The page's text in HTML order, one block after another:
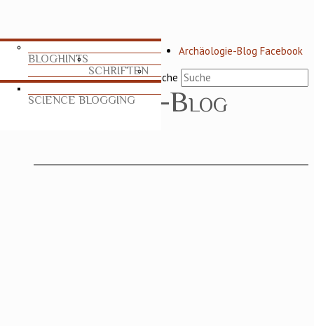
Archäologie-Blog Facebook
Suche
BLOGHINTS
SCHRIFTEN
SCIENCE BLOGGING